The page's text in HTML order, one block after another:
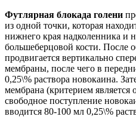
Футлярная блокада голени
из одной точки, которая
нижнего края надколенника и
большеберцовой кости. После
продвигается вертикально
мембраны, после чего в
0,25\% раствора новокаина.
мембрана (критерием
свободное поступление
вводится 80-100 мл 0,25\%